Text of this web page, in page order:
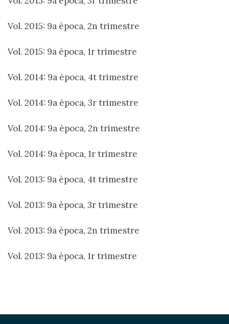
Vol. 2015: 9a època, 2n trimestre
Vol. 2015: 9a època, 1r trimestre
Vol. 2014: 9a època, 4t trimestre
Vol. 2014: 9a època, 3r trimestre
Vol. 2014: 9a època, 2n trimestre
Vol. 2014: 9a època, 1r trimestre
Vol. 2013: 9a època, 4t trimestre
Vol. 2013: 9a època, 3r trimestre
Vol. 2013: 9a època, 2n trimestre
Vol. 2013: 9a època, 1r trimestre